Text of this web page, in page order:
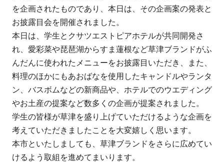
を企画されたものであり、本日は、その企画案の発表と
お披露目会を開催されました。
本日は、学生とクサツエストピアホテルが共同開発さ
れ、愛彩菜や琵琶湖からすま蓮根など草津ブランドがふ
んだんに使われたメニューをお披露目いただき、また、
料理のほかにもあおばなを使用したキャンドルやランタ
ン、バスボムなどの新商品や、ホテルでのウエディング
やお土産の提案など数多くの企画が提案されました。
学生の皆様が草津を盛り上げていただけるような企画を
考えていただきましたことを大変嬉しく思います。
本市といたしましても、草津ブランドをさらに広めてい
けるよう取組を進めてまいります。